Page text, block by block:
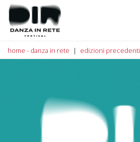
home - danza in rete edizioni precedenti